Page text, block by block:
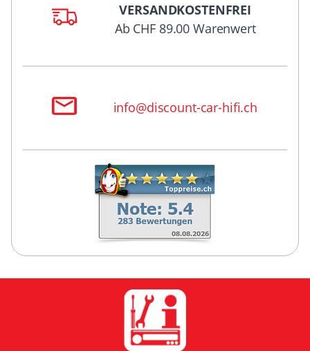
VERSANDKOSTENFREI
Ab CHF 89.00 Warenwert
info@discount-car-hifi.ch